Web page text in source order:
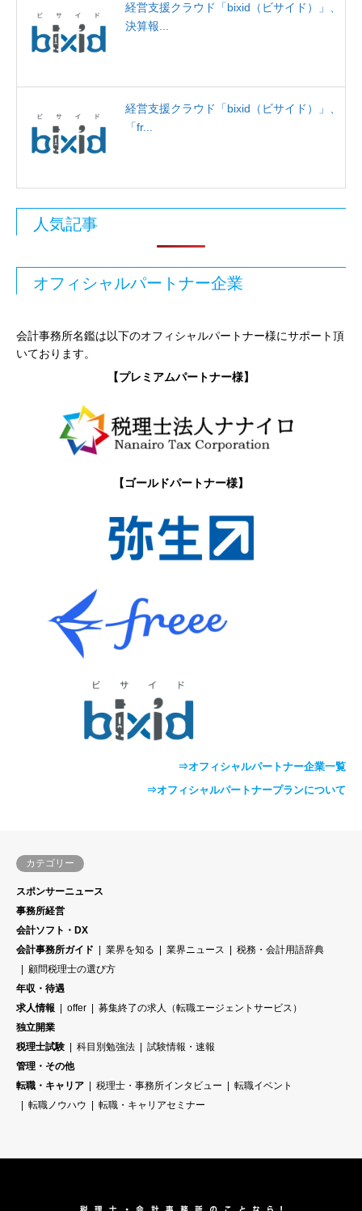
経営支援クラウド「bixid（ビサイド）」、
決算報...
経営支援クラウド「bixid（ビサイド）」、
「fr...
人気記事
オフィシャルパートナー企業
会計事務所名鑑は以下のオフィシャルパートナー様にサポート頂
いております。
【プレミアムパートナー様】
【ゴールドパートナー様】
⇒オフィシャルパートナー企業一覧
⇒オフィシャルパートナープランについて
カテゴリー
スポンサーニュース
事務所経営
会計ソフト・DX
会計事務所ガイド
業界を知る 業界ニュース
税務・会計用語辞典
顧問税理士の選び方
年収・待遇
求人情報
offer
募集終了の求人（転職エージェントサービス）
独立開業
税理士試験
科目別勉強法
試験情報・速報
管理・その他
転職・キャリア
税理士・事務所インタビュー
転職イベント
転職ノウハウ
転職・キャリアセミナー